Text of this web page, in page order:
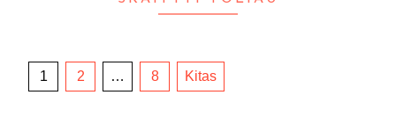
Įrašų
1 2 … 8 Kitas